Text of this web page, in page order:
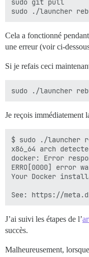
sudo git pull
Cela a fonctionné
une erreur (voir ci-
Si je refais ceci
Je reçois immédiatement
$ sudo ./launcher
x86_64 arch
docker: Error
ERRO[0000] error
Your Docker
J’ai suivi les étapes de l’
succès.
Malheureusement,